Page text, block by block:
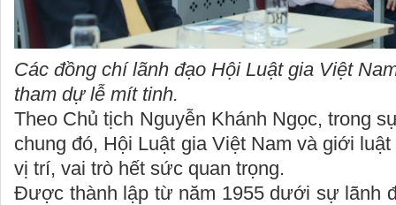
Các đồng chí lãnh đạo Hội Luật gia Việt
tham dự lễ mít tinh.
Theo Chủ tịch Nguyễn Khánh Ngọc, trong
chung đó, Hội Luật gia Việt Nam và giới
vị trí, vai trò hết sức quan trọng.
Được thành lập từ năm 1955 dưới sự lãnh